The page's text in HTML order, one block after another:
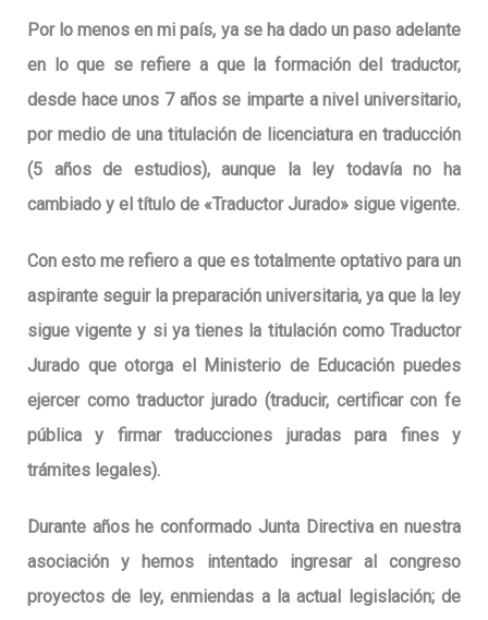
Por lo menos en mi país, ya se ha dado un paso adelante
en lo que se refiere a que la formación del traductor,
desde hace unos 7 años se imparte a nivel universitario,
por medio de una titulación de licenciatura en traducción
(5 años de estudios), aunque la ley todavía no ha
cambiado y el título de «Traductor Jurado» sigue vigente.
Con esto me refiero a que es totalmente optativo para un
aspirante seguir la preparación universitaria, ya que la ley
sigue vigente y si ya tienes la titulación como Traductor
Jurado que otorga el Ministerio de Educación puedes
ejercer como traductor jurado (traducir, certificar con fe
pública y firmar traducciones juradas para fines y
trámites legales).
Durante años he conformado Junta Directiva en nuestra
asociación y hemos intentado ingresar al congreso
proyectos de ley, enmiendas a la actual legislación; de